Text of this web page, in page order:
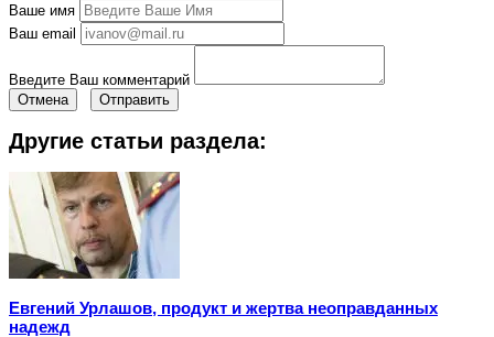
Ваше имя
Ваш email
Введите Ваш комментарий
Отмена
Отправить
Другие статьи раздела:
Евгений Урлашов, продукт и жертва неоправданных
надежд